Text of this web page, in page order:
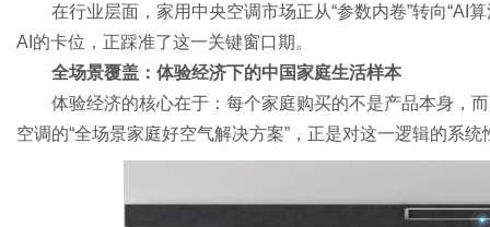
在行业层面，家用中央空调市场正从“参数内卷”转向“AI
AI的卡位，正踩准了这一关键窗口期。
全场景覆盖：体验经济下的中国家庭生活样本
体验经济的核心在于：每个家庭购买的不是产品本身，
空调的“全场景家庭好空气解决方案”，正是对这一逻辑的系统